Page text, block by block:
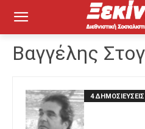
Βαγγέλης
4 ΔΗΜΟΣΙΕΥΣΕΙΣ